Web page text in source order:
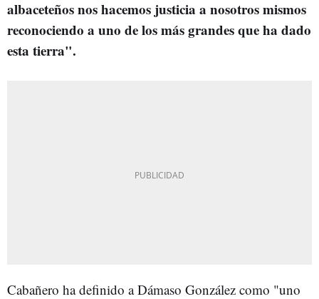
albaceteños nos hacemos justicia a nosotros mismos
reconociendo a uno de los más grandes que ha dado
esta tierra".
Cabañero ha definido a Dámaso González como "uno